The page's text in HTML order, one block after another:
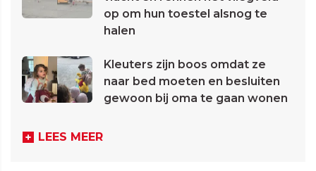
op om hun toestel alsnog te
halen
Kleuters zijn boos omdat ze
naar bed moeten en besluiten
gewoon bij oma te gaan wonen
LEES MEER